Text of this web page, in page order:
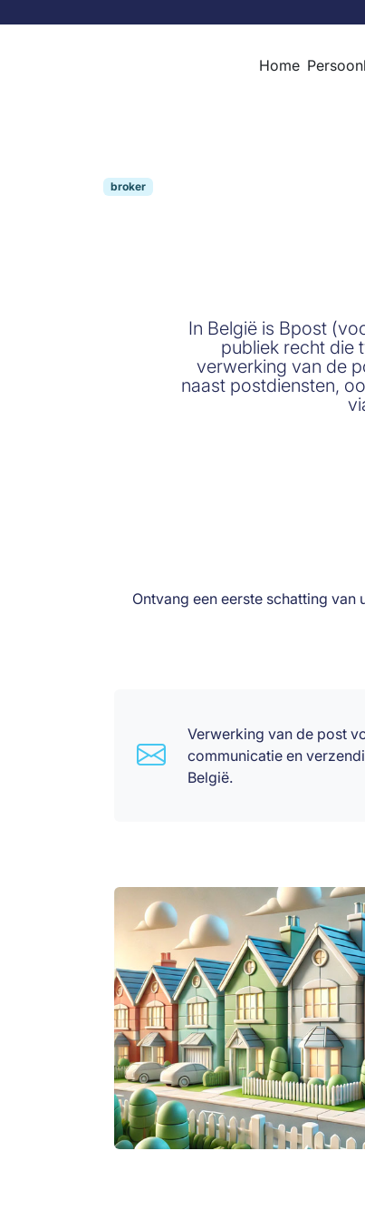
Home
broker
In België is Bpost
publiek recht die
verwerking van de
naast postdiensten,
Ontvang een eerste schatting
Verwerking van de post
communicatie en
België.